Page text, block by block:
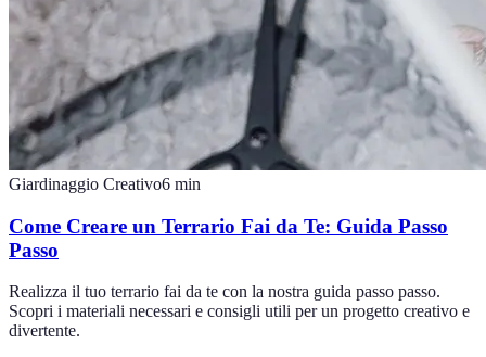
Giardinaggio Creativo6 min
Come Creare un Terrario Fai da Te: Guida Passo
Passo
Realizza il tuo terrario fai da te con la nostra guida passo passo.
Scopri i materiali necessari e consigli utili per un progetto creativo e
divertente.